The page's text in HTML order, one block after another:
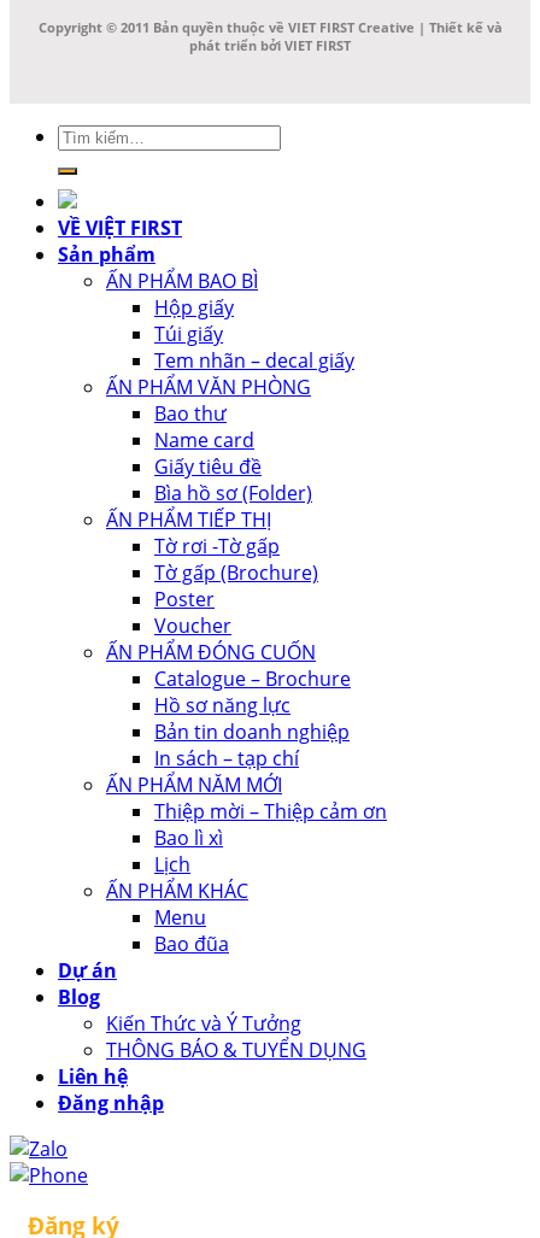
Copyright © 2011 Bản quyền thuộc về VIET FIRST Creative | Thiết kế và
phát triển bởi VIET FIRST
Tìm
kiếm:
VỀ VIỆT FIRST
Sản phẩm
ẤN PHẨM BAO BÌ
Hộp giấy
Túi giấy
Tem nhãn – decal giấy
ẤN PHẨM VĂN PHÒNG
Bao thư
Name card
Giấy tiêu đề
Bìa hồ sơ (Folder)
ẤN PHẨM TIẾP THỊ
Tờ rơi -Tờ gấp
Tờ gấp (Brochure)
Poster
Voucher
ẤN PHẨM ĐÓNG CUỐN
Catalogue – Brochure
Hồ sơ năng lực
Bản tin doanh nghiệp
In sách – tạp chí
ẤN PHẨM NĂM MỚI
Thiệp mời – Thiệp cảm ơn
Bao lì xì
Lịch
ẤN PHẨM KHÁC
Menu
Bao đũa
Dự án
Blog
Kiến Thức và Ý Tưởng
THÔNG BÁO & TUYỂN DỤNG
Liên hệ
Đăng nhập
Đăng ký